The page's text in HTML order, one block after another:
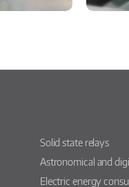
Solid state relays
Astronomical and
Electric energy